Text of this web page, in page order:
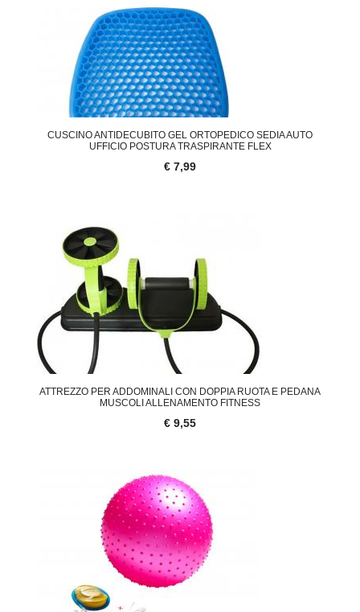
CUSCINO ANTIDECUBITO GEL ORTOPEDICO SEDIA AUTO
UFFICIO POSTURA TRASPIRANTE FLEX
€ 7,99
ATTREZZO PER ADDOMINALI CON DOPPIA RUOTA E PEDANA
MUSCOLI ALLENAMENTO FITNESS
€ 9,55